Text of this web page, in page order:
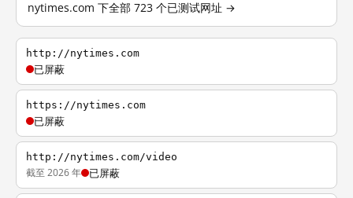
nytimes.com 下全部 723 个已测试网址 →
http://nytimes.com
已屏蔽
https://nytimes.com
已屏蔽
http://nytimes.com/video
截至 2026 年 已屏蔽